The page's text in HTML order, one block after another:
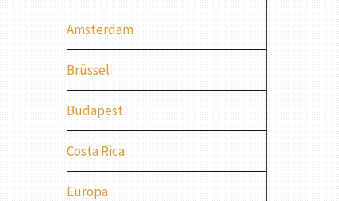
Amsterdam
Brüssel
Budapest
Costa Rica
Europa